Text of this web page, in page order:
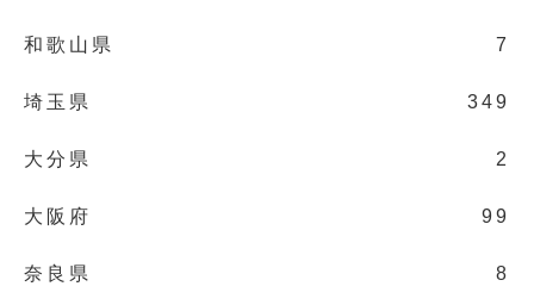
和歌山県 7
埼玉県 349
大分県 2
大阪府 99
奈良県 8